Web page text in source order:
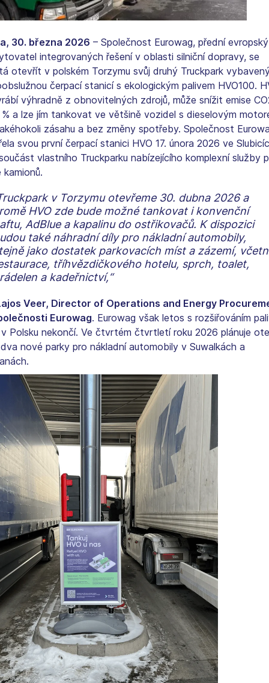
30. března 2026 – Společnost Eurowag, přední evropský
integrovaných řešení v oblasti silniční dopravy, se
otevřít v polském Torzymu svůj druhý Truckpark
čerpací stanicí s ekologickým palivem HVO100.
výhradně z obnovitelných zdrojů, může snížit emise
a lze jím tankovat ve většině vozidel s dieselovým
zásahu a bez změny spotřeby. Společnost
svou první čerpací stanici HVO 17. února 2026 ve
vlastního Truckparku nabízejícího komplexní služby
kamionů.
v Torzymu otevřeme 30. dubna 2026 a
HVO zde bude možné tankovat i konvenční
AdBlue a kapalinu do ostřikovačů. K dispozici
také náhradní díly pro nákladní automobily,
jako dostatek parkovacích míst a zázemí,
tříhvězdičkového hotelu, sprch, toalet,
a kadeřnictví,“
Veer, Director of Operations and Energy
Eurowag. Eurowag však letos s rozšiřováním
v Polsku nekončí. Ve čtvrtém čtvrtletí roku 2026 plánuje
nové parky pro nákladní automobily v Suwalkách a